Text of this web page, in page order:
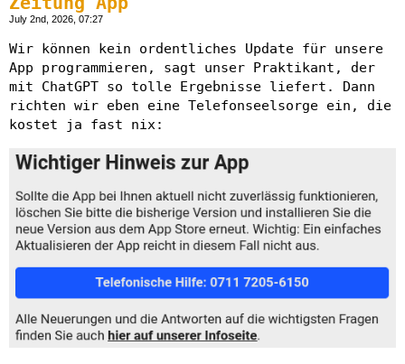
July 2nd, 2026, 07:27
Wir können kein ordentliches Update für unsere
App programmieren, sagt unser Praktikant, der
mit ChatGPT so tolle Ergebnisse liefert. Dann
richten wir eben eine Telefonseelsorge ein, die
kostet ja fast nix: